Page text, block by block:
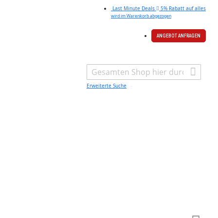
Last Minute Deals 5% Rabatt auf alles
wird im Warenkorb abgezogen
ANGEBOT ANFRAGEN
Erweiterte Suche